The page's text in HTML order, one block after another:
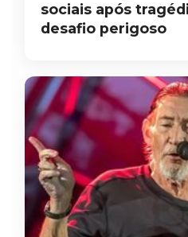
sociais após
desafio perigoso